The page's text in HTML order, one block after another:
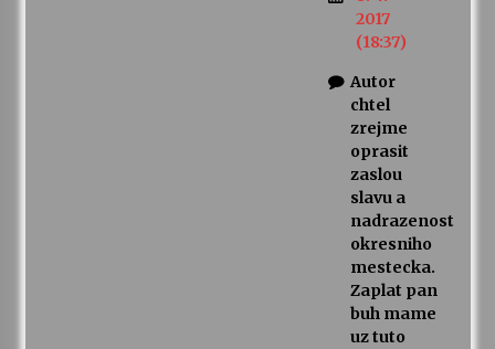
2017
(18:37)
Autor
chtel
zrejme
oprasit
zaslou
slavu a
nadrazenost
okresniho
mestecka.
Zaplat pan
buh mame
uz tuto